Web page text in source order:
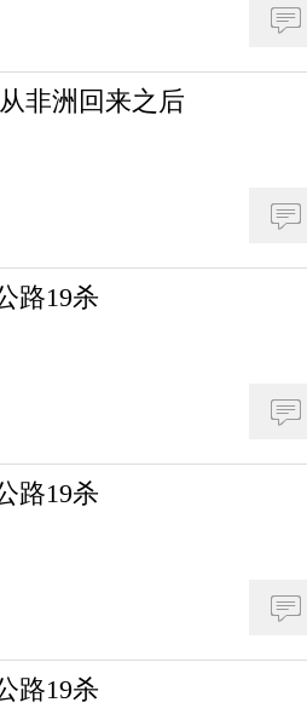
非洲回来之后
路19杀
路19杀
路19杀